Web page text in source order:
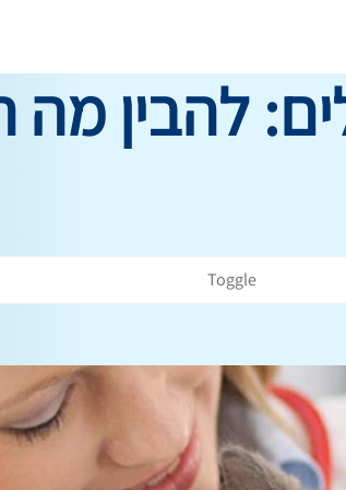
Toggle
להבין מה